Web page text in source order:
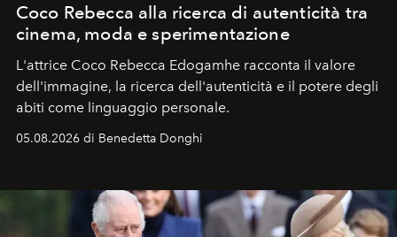
Coco Rebecca alla ricerca di autenticità tra
cinema, moda e sperimentazione
L'attrice Coco Rebecca Edogamhe racconta il valore
dell'immagine, la ricerca dell'autenticità e il potere degli
abiti come linguaggio personale.
05.08.2026 di Benedetta Donghi